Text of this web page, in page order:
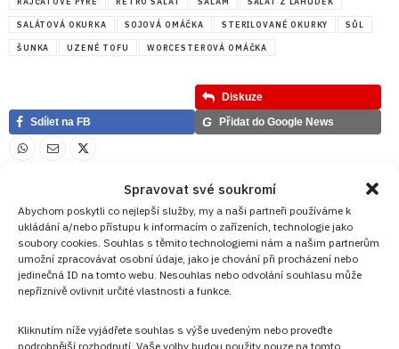
Spravovat své soukromí
Abychom poskytli co nejlepší služby, my a naši partneři používáme k
ukládání a/nebo přístupu k informacím o zařízeních, technologie jako
soubory cookies. Souhlas s těmito technologiemi nám a našim partnerům
umožní zpracovávat osobní údaje, jako je chování při procházení nebo
jedinečná ID na tomto webu. Nesouhlas nebo odvolání souhlasu může
nepříznivě ovlivnit určité vlastnosti a funkce.
Kliknutím níže vyjádřete souhlas s výše uvedeným nebo proveďte
podrobnější rozhodnutí. Vaše volby budou použity pouze na tomto
SALÁTOVÁ OKURKA SOJOVÁ OMÁČKA STERILOVANÉ OKURKY SŮL
ŠUNKA UZENÉ TOFU WORCESTEROVÁ OMÁČKA
Diskuze
Sdílet na FB
G Přidat do Google News